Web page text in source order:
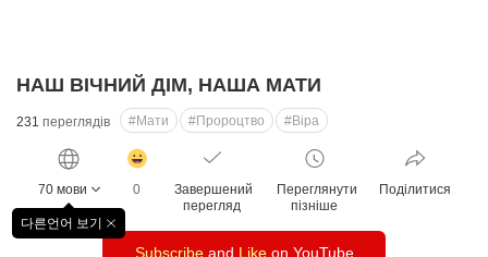
НАШ ВІЧНИЙ ДІМ, НАША МАТИ
231 переглядів #Мати #Пророцтво #Віра
70 мови
다른언어 보기
창
감
수
0
Завершений
перегляд
Переглянути
пізніше
Поділитися
Subscribeand Likeon YouTube